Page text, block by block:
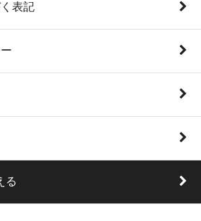
表記
る